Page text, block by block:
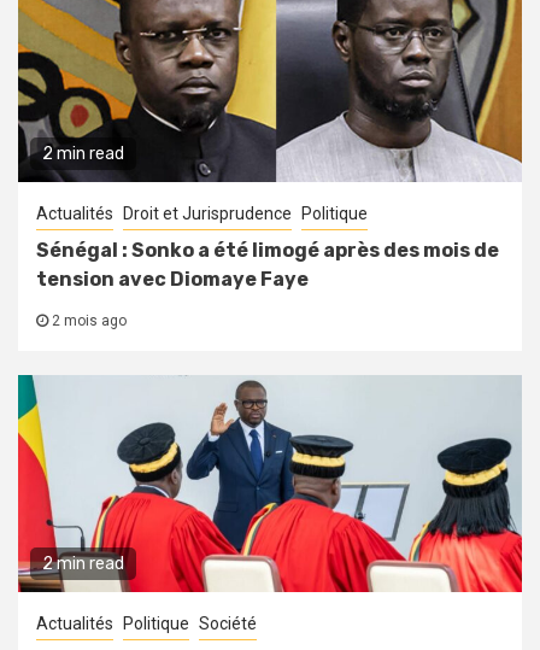
2 min read
Actualités Droit et Jurisprudence Politique
Sénégal : Sonko a été limogé après des mois de
tension avec Diomaye Faye
2 mois ago
2 min read
Actualités Politique Société